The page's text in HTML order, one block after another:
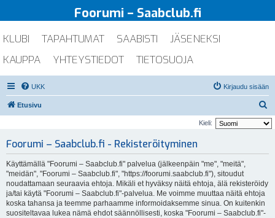
Foorumi – Saabclub.fi
KLUBI TAPAHTUMAT SAABISTI
JÄSENEKSI
KAUPPA
YHTEYSTIEDOT TIETOSUOJA
UKK Kirjaudu sisään
Etusivu
t
Kieli:
Foorumi – Saabclub.fi - Rekisteröityminen
Käyttämällä "Foorumi – Saabclub.fi" palvelua (jälkeenpäin "me", "meitä",
"meidän", "Foorumi – Saabclub.fi", "https://foorumi.saabclub.fi"), sitoudut
noudattamaan seuraavia ehtoja. Mikäli et hyväksy näitä ehtoja, älä rekisteröidy
ja/tai käytä "Foorumi – Saabclub.fi"-palvelua. Me voimme muuttaa näitä ehtoja
koska tahansa ja teemme parhaamme informoidaksemme sinua. On kuitenkin
suositeltavaa lukea nämä ehdot säännöllisesti, koska "Foorumi – Saabclub.fi"-